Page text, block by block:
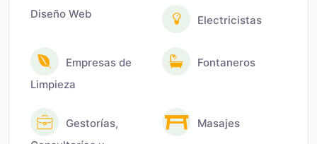
Diseño Web Electricistas
Empresas de
Limpieza
Fontaneros
Gestorías,
Masajes